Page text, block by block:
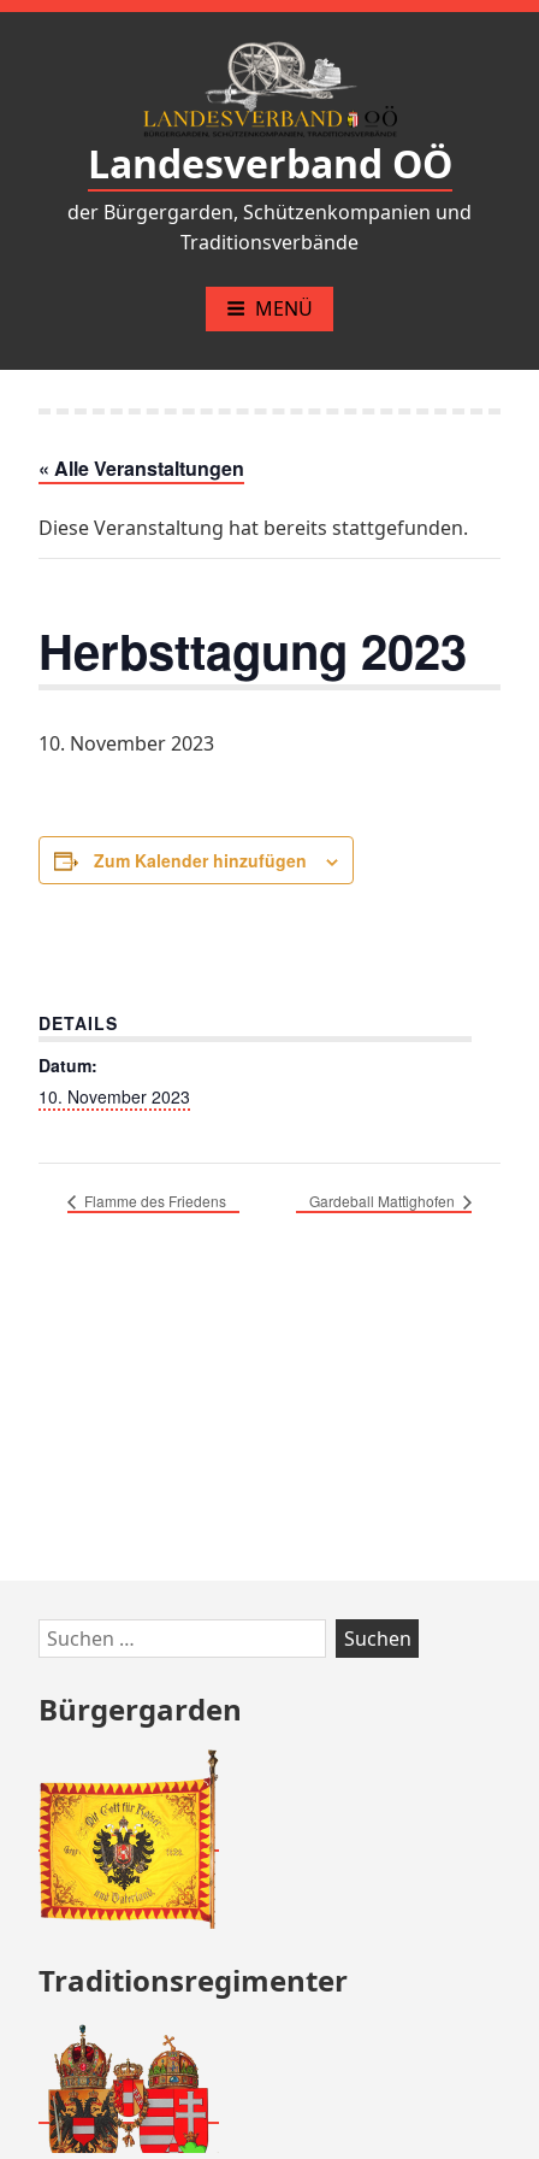
Zum
Landesverband OÖ
der Bürgergarden, Schützenkompanien und
Traditionsverbände
MENÜ
« Alle Veranstaltungen
Diese Veranstaltung hat bereits stattgefunden.
Herbsttagung 2023
10. November 2023
Zum Kalender hinzufügen
DETAILS
Datum:
10. November 2023
Flamme des Friedens Gardeball Mattighofen
Zum
Footer
springen
Suchen
nach:
Bürgergarden
Traditionsregimenter